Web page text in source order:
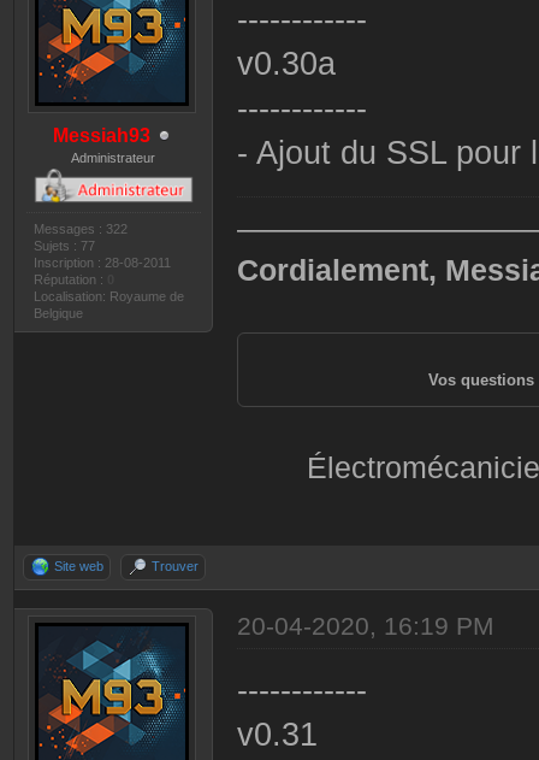
Messiah93
Administrateur
Messages : 322
Sujets : 77
Inscription : 28-08-2011
Réputation :
Localisation: Royaume de
Belgique
------------
v0.30a
------------
- Ajout du SSL pour
Cordialement,
Vos questions
Site web Trouver
20-04-2020, 16:19 PM
------------
v0.31